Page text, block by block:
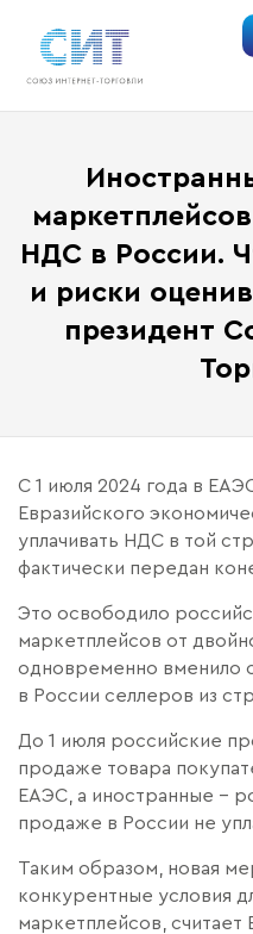
содержимому
НДС в России.
и риски
президент
С 1 июля 2024 года в
Евразийского
уплачивать НДС в той
фактически передан
Это освободило
маркетплейсов от
одновременно вменило
в России селлеров из
До 1 июля российские
продаже товара
ЕАЭС, а иностранные –
продаже в России не
Таким образом, новая
конкурентные условия
маркетплейсов,